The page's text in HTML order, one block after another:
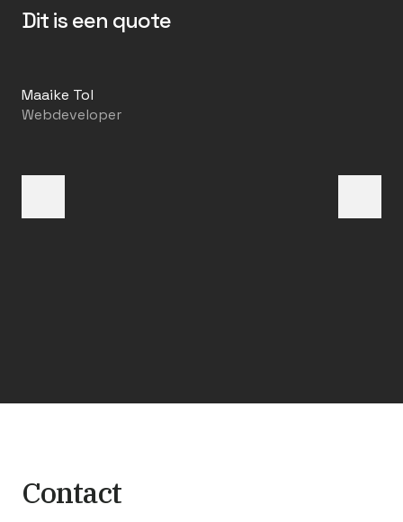
Dit is een quote
Maaike Tol
Webdeveloper
Contact